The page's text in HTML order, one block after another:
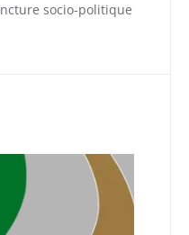
socio-politique